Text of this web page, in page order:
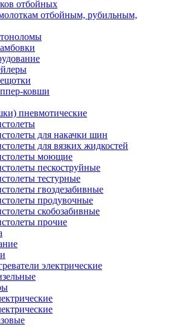
отбойных
отбойным, рубильным,
ковши
пневмотические
для накачки шин
для вязких жидкостей
моющие
пескоструйные
тестурные
гвоздезабивные
продувочные
скобозабивные
прочие
электрические